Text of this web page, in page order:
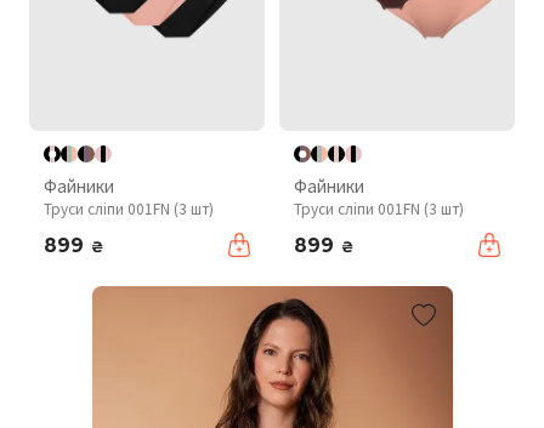
Файники
Труси сліпи 001FN (3 шт)
899 ₴
Файники
Труси сліпи 001FN (3 шт)
899 ₴